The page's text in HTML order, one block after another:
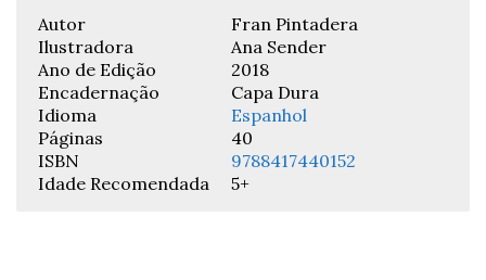
Autor
Fran Pintadera
Ilustradora
Ana Sender
Ano de Edição
2018
Encadernação
Capa Dura
Idioma
Espanhol
Páginas
40
ISBN
9788417440152
Idade Recomendada
5+